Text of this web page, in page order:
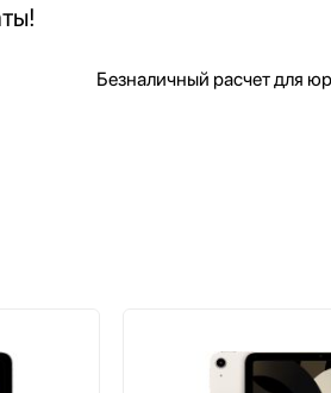
Безналичный расчет для